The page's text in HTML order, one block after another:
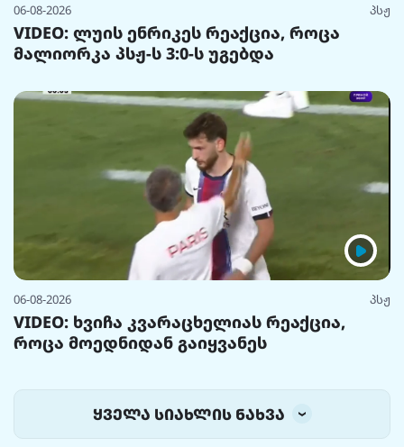
06-08-2026 პსჟ
VIDEO: ლუის ენრიკეს რეაქცია, როცა
მალიორკა პსჟ-ს 3:0-ს უგებდა
06-08-2026 პსჟ
VIDEO: ხვიჩა კვარაცხელიას რეაქცია,
როცა მოედნიდან გაიყვანეს
ყველა სიახლის ნახვა